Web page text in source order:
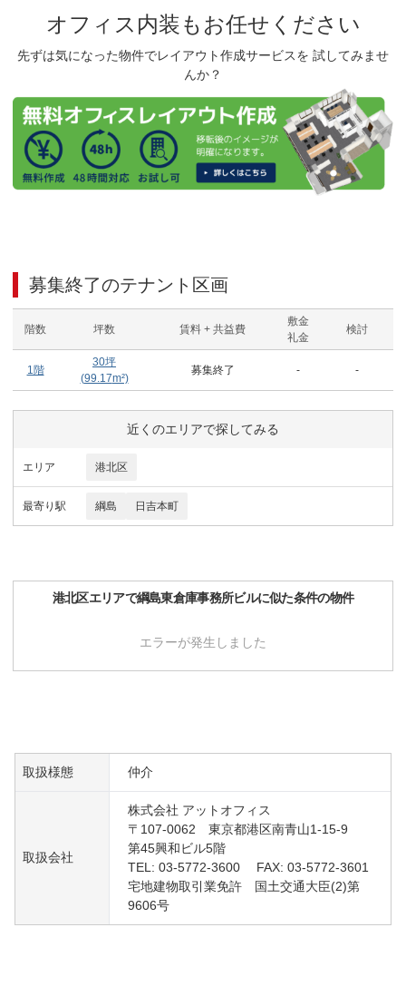
オフィス内装もお任せください
先ずは気になった物件でレイアウト作成サービスを 試してみませ
んか？
募集終了のテナント区画
階数 坪数 賃料 + 共益費
敷金
礼金
検討
1階
30坪
(99.17m²)
募集終了 - -
近くのエリアで探してみる
エリア 港北区
最寄り駅 綱島 日吉本町
港北区エリアで綱島東倉庫事務所ビルに似た条件の物件
エラーが発生しました
取扱様態 仲介
取扱会社
株式会社 アットオフィス
〒107-0062 東京都港区南青山1-15-9
第45興和ビル5階
TEL: 03-5772-3600 FAX: 03-5772-3601
宅地建物取引業免許 国土交通大臣(2)第
9606号